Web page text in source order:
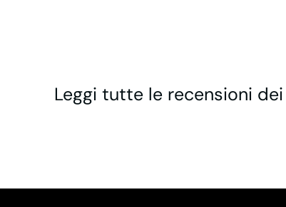
Leggi tutte le recensioni